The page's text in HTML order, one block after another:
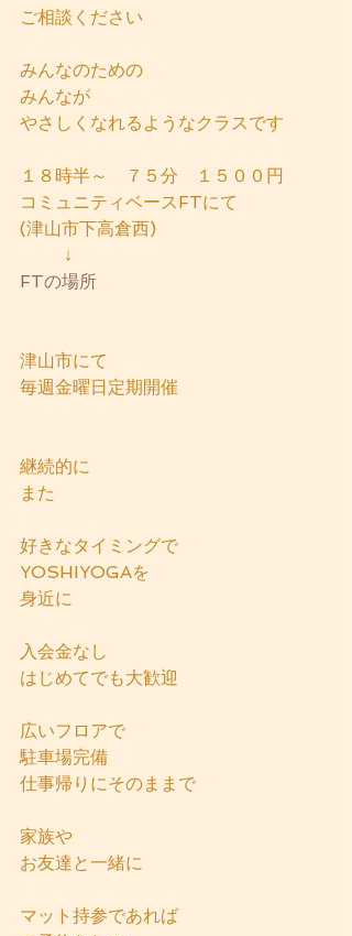
ご相談ください
みんなのための
みんなが
やさしくなれるようなクラスです
１８時半～　７５分　１５００円
コミュニティベースFTにて
(津山市下高倉西)
        ↓
FTの場所
津山市にて
毎週金曜日定期開催
継続的に
また
好きなタイミングで
YOSHIYOGAを
身近に
入会金なし
はじめてでも大歓迎
広いフロアで
駐車場完備
仕事帰りにそのままで
家族や
お友達と一緒に
マット持参であれば